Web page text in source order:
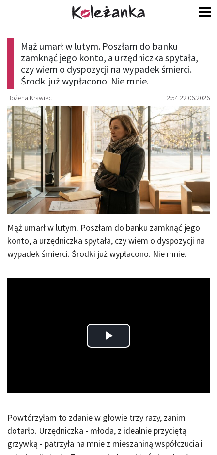
Mąż umarł w lutym. Poszłam do banku
zamknąć jego konto, a urzędniczka spytała,
czy wiem o dyspozycji na wypadek śmierci.
Środki już wypłacono. Nie mnie.
Bożena Krawiec 12:54 22.06.2026
Mąż umarł w lutym. Poszłam do banku zamknąć jego
konto, a urzędniczka spytała, czy wiem o dyspozycji na
wypadek śmierci. Środki już wypłacono. Nie mnie.
Play
Powtórzyłam to zdanie w głowie trzy razy, zanim
dotarło. Urzędniczka - młoda, z idealnie przyciętą
grzywką - patrzyła na mnie z mieszaniną współczucia i